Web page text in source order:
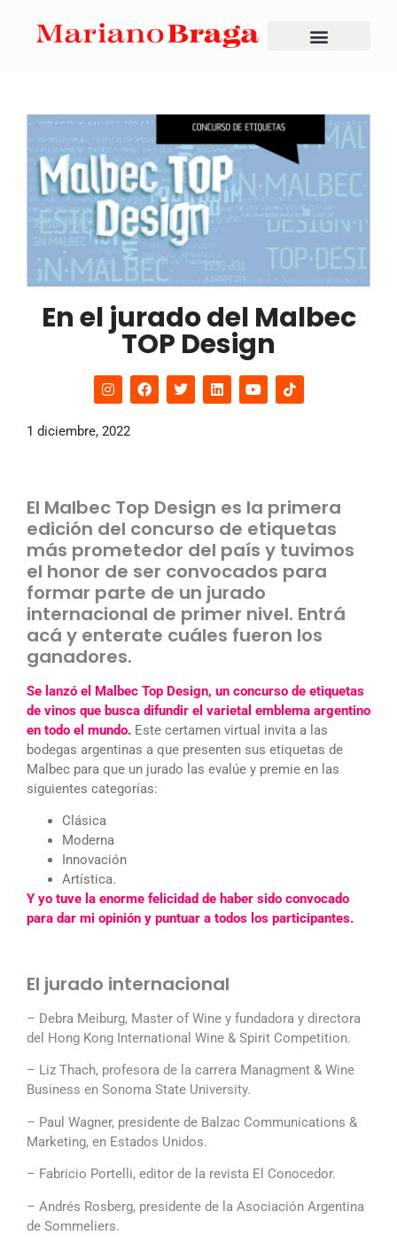
En el jurado del Malbec
TOP Design
1 diciembre, 2022
El Malbec Top Design es la primera
edición del concurso de etiquetas
más prometedor del país y tuvimos
el honor de ser convocados para
formar parte de un jurado
internacional de primer nivel. Entrá
acá y enterate cuáles fueron los
ganadores.
Se lanzó el Malbec Top Design, un concurso de etiquetas
de vinos que busca difundir el varietal emblema argentino
en todo el mundo. Este certamen virtual invita a las
bodegas argentinas a que presenten sus etiquetas de
Malbec para que un jurado las evalúe y premie en las
siguientes categorías:
Clásica
Moderna
Innovación
Artística.
Y yo tuve la enorme felicidad de haber sido convocado
para dar mi opinión y puntuar a todos los participantes.
El jurado internacional
– Debra Meiburg, Master of Wine y fundadora y directora
del Hong Kong International Wine & Spirit Competition.
– Liz Thach, profesora de la carrera Managment & Wine
Business en Sonoma State University.
– Paul Wagner, presidente de Balzac Communications &
Marketing, en Estados Unidos.
– Fabricio Portelli, editor de la revista El Conocedor.
– Andrés Rosberg, presidente de la Asociación Argentina
de Sommeliers.